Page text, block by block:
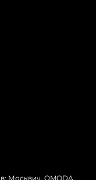
Москвич, OMODA,